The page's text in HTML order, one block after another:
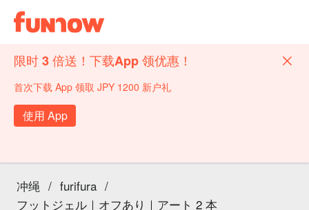
限时 3 倍送！下载App 领优惠！
首次下载 App 领取 JPY 1200 新户礼
使用 App
冲绳 / furifura /
フットジェル｜オフあり｜アート 2 本